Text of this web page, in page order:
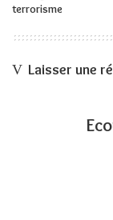
terrorisme
Laisser une